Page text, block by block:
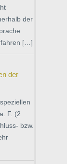
der
[…]
der
F. (2
bzw.